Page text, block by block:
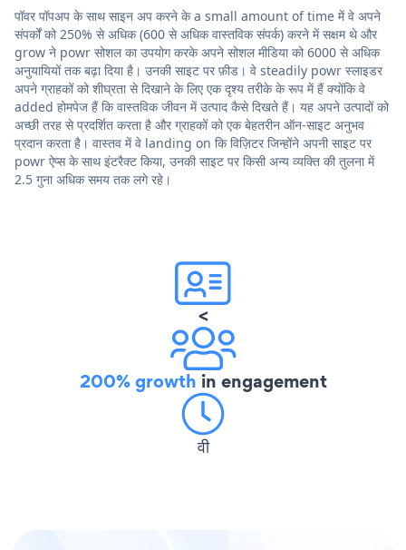
पॉवर पॉपअप के साथ साइन अप करने के a small amount of time में वे अपने
संपर्कों को 250% से अधिक (600 से अधिक वास्तविक संपर्क) करने में सक्षम थे और
grow ने powr सोशल का उपयोग करके अपने सोशल मीडिया को 6000 से अधिक
अनुयायियों तक बढ़ा दिया है। उनकी साइट पर फ़ीड। वे steadily powr स्लाइडर
अपने ग्राहकों को शीघ्रता से दिखाने के लिए एक दृश्य तरीके के रूप में हैं क्योंकि वे
added होमपेज हैं कि वास्तविक जीवन में उत्पाद कैसे दिखते हैं। यह अपने उत्पादों को
अच्छी तरह से प्रदर्शित करता है और ग्राहकों को एक बेहतरीन ऑन-साइट अनुभव
प्रदान करता है। वास्तव में वे landing on कि विज़िटर जिन्होंने अपनी साइट पर
powr ऐप्स के साथ इंटरैक्ट किया, उनकी साइट पर किसी अन्य व्यक्ति की तुलना में
2.5 गुना अधिक समय तक लगे रहे।
<
200% growth in engagement
वी